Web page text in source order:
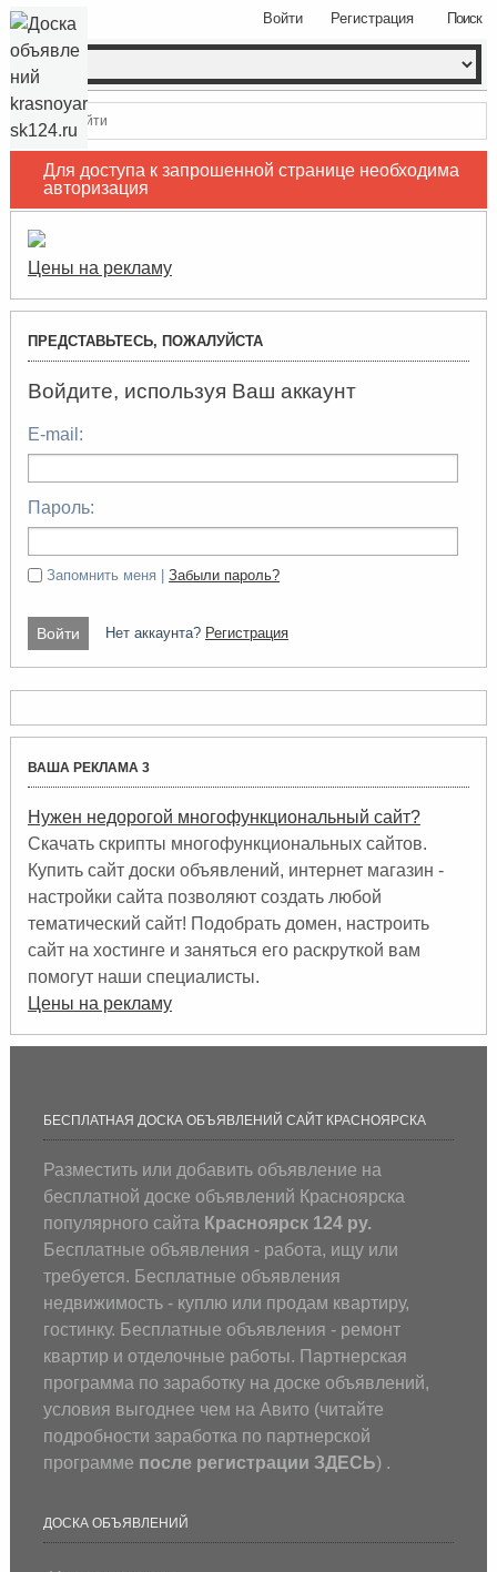
Поиск
Войти Регистрация
Войти
Для доступа к запрошенной странице необходима
авторизация
Цены на рекламу
ПРЕДСТАВЬТЕСЬ, ПОЖАЛУЙСТА
Войдите, используя Ваш аккаунт
E-mail:
Пароль:
Запомнить меня | Забыли пароль?
Нет аккаунта? Регистрация
ВАША РЕКЛАМА 3
Нужен недорогой многофункциональный сайт?
Скачать скрипты многофункциональных сайтов.
Купить сайт доски объявлений, интернет магазин -
настройки сайта позволяют создать любой
тематический сайт! Подобрать домен, настроить
сайт на хостинге и заняться его раскруткой вам
помогут наши специалисты.
Цены на рекламу
БЕСПЛАТНАЯ ДОСКА ОБЪЯВЛЕНИЙ САЙТ КРАСНОЯРСКА
Разместить или добавить объявление на
бесплатной доске объявлений Красноярска
популярного сайта Красноярск 124 ру.
Бесплатные объявления - работа, ищу или
требуется. Бесплатные объявления
недвижимость - куплю или продам квартиру,
гостинку. Бесплатные объявления - ремонт
квартир и отделочные работы. Партнерская
программа по заработку на доске объявлений,
условия выгоднее чем на Авито (читайте
подробности заработка по партнерской
программе после регистрации ЗДЕСЬ) .
ДОСКА ОБЪЯВЛЕНИЙ